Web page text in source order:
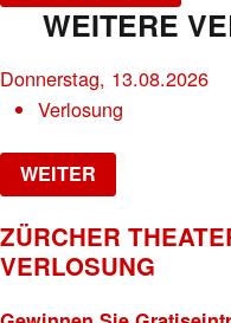
WEITERE
Donnerstag, 13.08.2026
Verlosung
WEITER
ZÜRCHER
VERLOSUNG